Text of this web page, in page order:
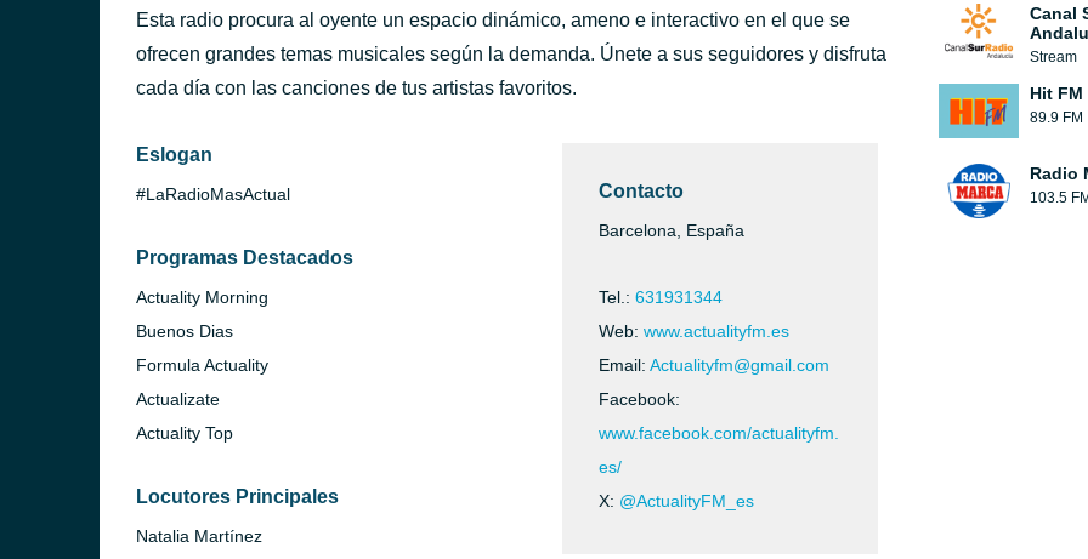
Old Town Road
Lil Nas X
hace 46 minutos
Si antes te hubiera conocido
Esta radio procura al oyente un espacio dinámico, ameno e interactivo en el que se
ofrecen grandes temas musicales según la demanda. Únete a sus seguidores y disfruta
cada día con las canciones de tus artistas favoritos.
Eslogan
#LaRadioMasActual
Programas Destacados
Actuality Morning
Buenos Dias
Formula Actuality
Actualizate
Actuality Top
Locutores Principales
Natalia Martínez
Contacto
Barcelona, España
Tel.: 631931344
Web: www.actualityfm.es
Email: Actualityfm@gmail.com
Facebook:
www.facebook.com/actualityfm.
es/
X: @ActualityFM_es
Canal
Stream
Hit FM
89.9 FM
Radio
103.5 FM